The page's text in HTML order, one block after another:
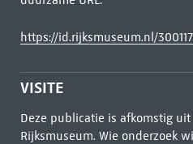
https://id.rijksmuseum.nl/
VISITE
Deze publicatie is afkomstig
Rijksmuseum. Wie onderzoek